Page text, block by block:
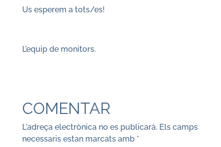
Us esperem a tots/es!
L’equip de monitors.
COMENTAR
L'adreça electrònica no es publicarà. Els camps
necessaris estan marcats amb *